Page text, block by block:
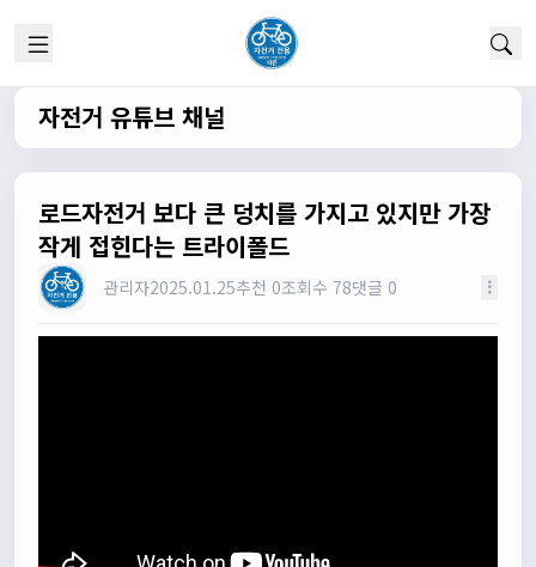
1/22/2025
채팅 신기해여
오 채팅기능까지..
원행13:19:59
새로운 자전거 커뮤니티가 되겠네요
관리자
모두들 환영합니다 :)
타데이포가차13:29:16
자전거 유튜브 채널
로드자전거 보다 큰 덩치를 가지고 있지만 가장
작게 접힌다는 트라이폴드
관리자2025.01.25추천 0조회수 78댓글 0